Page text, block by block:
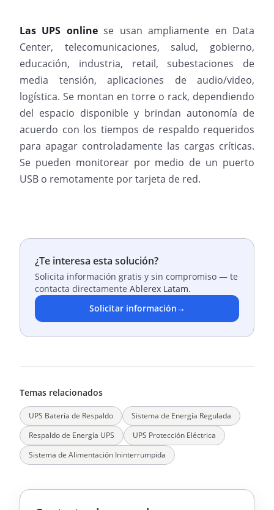
Las UPS onlinese usan ampliamente en Data
Center, telecomunicaciones, salud, gobierno,
educación, industria, retail, subestaciones de
media tensión, aplicaciones de audio/video,
logística. Se montan en torre o rack, dependiendo
del espacio disponible y brindan autonomía de
acuerdo con los tiempos de respaldo requeridos
para apagar controladamente las cargas críticas.
Se pueden monitorear por medio de un puerto
USB o remotamente por tarjeta de red.
¿Te interesa esta solución?
Solicita información gratis y sin compromiso — te
contacta directamente Ablerex Latam.
Solicitar información→
Temas relacionados
UPS Batería de Respaldo
Sistema de Energía Regulada
Respaldo de Energía UPS
UPS Protección Eléctrica
Sistema de Alimentación Ininterrumpida